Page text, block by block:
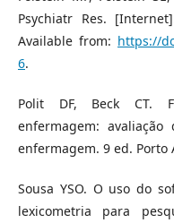
Psychiatr Res.
Available from: https://
6.
Polit DF, Beck CT.
enfermagem:
enfermagem. 9 ed. Porto
Sousa YSO. O uso do
lexicometria para